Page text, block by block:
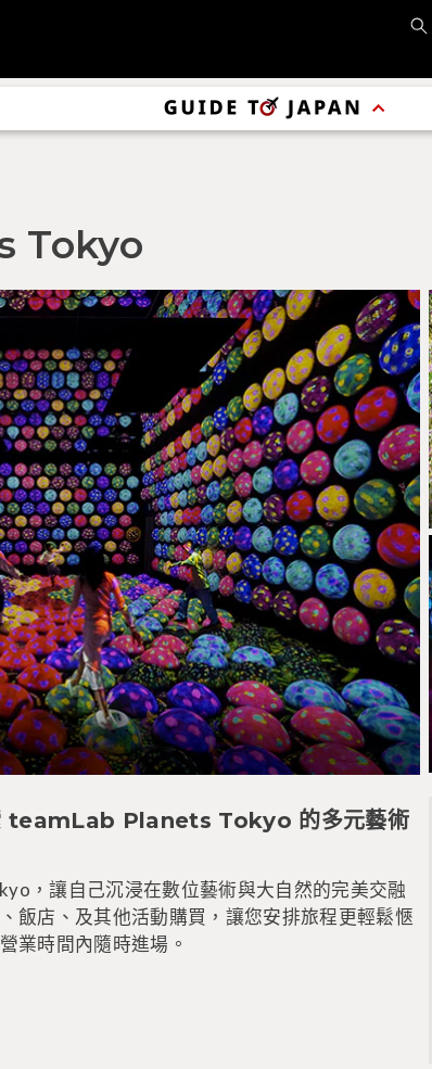
Tokyo
teamLab Planets Tokyo 的多元藝術
，讓自己沉浸在數位藝術與大自然的完美交融
飯店、及其他活動購買，讓您安排旅程更輕鬆愜
業時間內隨時進場。